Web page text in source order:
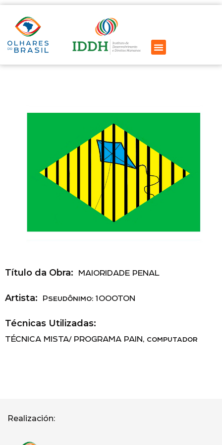
Título da Obra: MAIORIDADE PENAL
Artista: Pseudônimo: 1OOOTON
Técnicas Utilizadas:
TÉCNICA MISTA/ PROGRAMA PAIN, computador
Realización: